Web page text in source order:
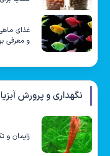
غذای
و معرفی
نگهداری و پرورش
زایمان و